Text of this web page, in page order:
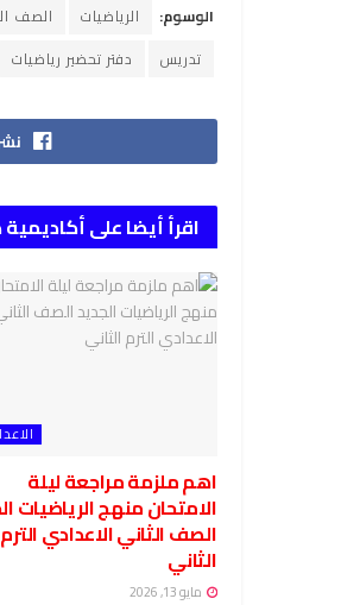
الوسوم: الرياضيات الصف
تدريس
دفتر تحضير رياضيات
اقرأ أيضا على
اهم ملزمة مراجعة ليلة
الامتحان منهج الرياضيات
الصف الثاني الاعدادي الترم
الثاني
مايو 13, 2026